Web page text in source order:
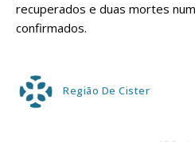
recuperados e duas mortes
confirmados.
Região De Cister